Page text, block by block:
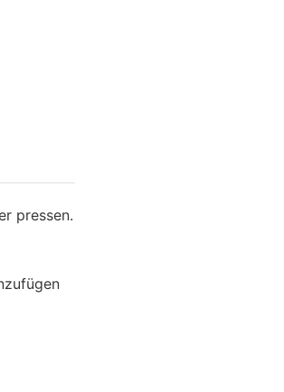
pressen.